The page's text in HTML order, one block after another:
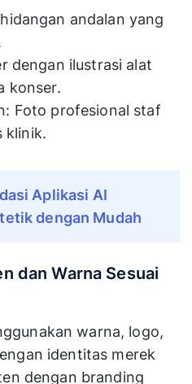
andalan yang
dengan ilustrasi alat
konser.
Foto profesional staf
klinik.
Aplikasi AI
dengan Mudah
dan Warna Sesuai
warna, logo,
identitas merek
dengan branding